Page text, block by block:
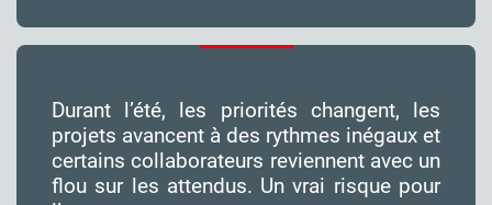
Durant l’été, les priorités changent, les
projets avancent à des rythmes inégaux et
certains collaborateurs reviennent avec un
flou sur les attendus. Un vrai risque pour